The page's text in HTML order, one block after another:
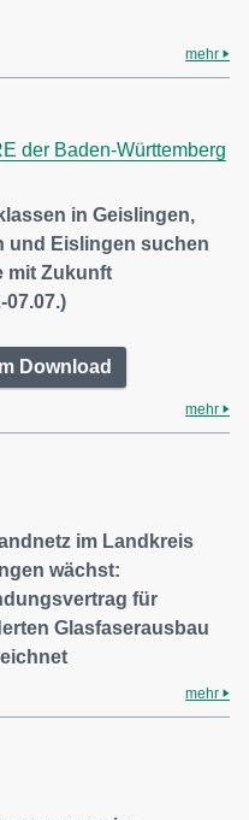
mehr
der Baden-Württemberg
in Geislingen,
und Eislingen suchen
mit Zukunft
07.07.)
Download
mehr
im Landkreis
wächst:
für
Glasfaserausbau
mehr